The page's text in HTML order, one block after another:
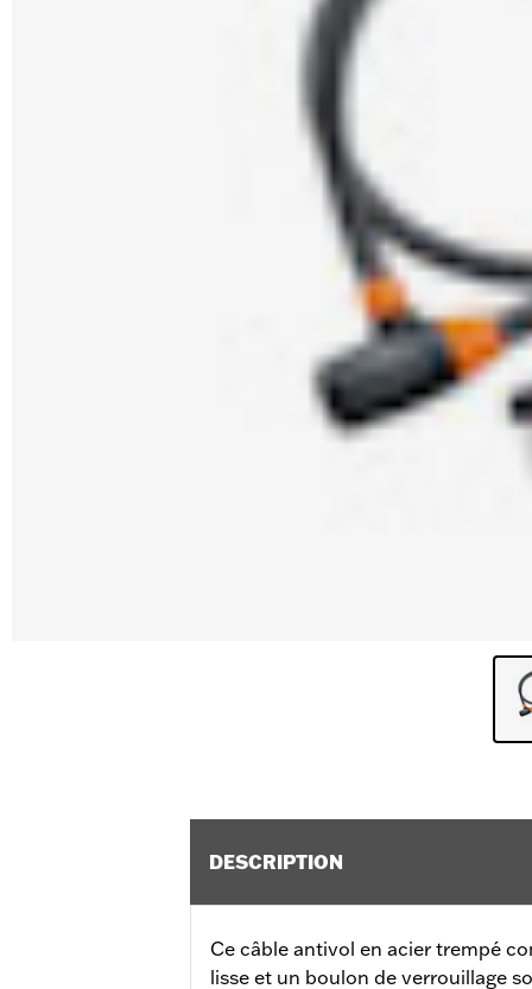
DESCRIPTION
Ce câble antivol en acier trempé
lisse et un boulon de verrouillage